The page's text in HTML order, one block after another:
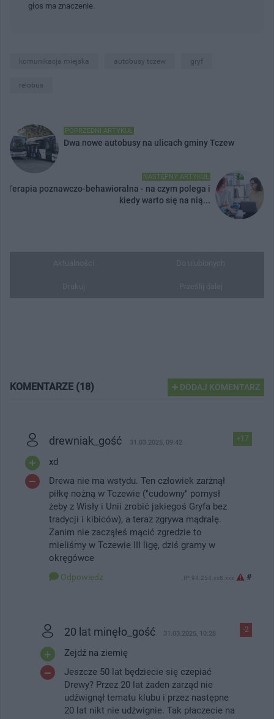
głos ma znaczenie.
komunikacja miejska autobusy tczew gryf
relobus
POPRZEDNI ARTYKUŁ
Dwa nowe autobusy na ulicach gminy Tczew
NASTĘPNY ARTYKUŁ
Terapia poznawczo-behawioralna - na czym polega i
kiedy warto się na nią...
KOMENTARZE (18) DODAJ KOMENTARZ
+17
drewniak_gość 31.03.2025, 09:42
xd
Drewa nie ma wstydu. Ten człowiek zarżnął
piłkę nożną w Tczewie ("cudowny" pomysł
żeby z Wisły i Unii zrobić jakiegoś Gryfa bez
tradycji i kibiców), a teraz zgrywa mądralę.
Zanim nie zacząłeś mącić zgredzie to
mieliśmy w Tczewie III ligę, dziś gramy w
okręgówce
Odpowiedz IP: 94.254.xx8.xxx #
-2
20 lat minęło_gość 31.03.2025, 10:28
Zejdź na ziemię
Jeszcze 50 lat będziecie się czepiać
Drewy? Przez 20 lat żaden zarząd nie
udźwignął tematu klubu i przez następne
20 lat nikt nie udźwignie. Tak płaczecie na